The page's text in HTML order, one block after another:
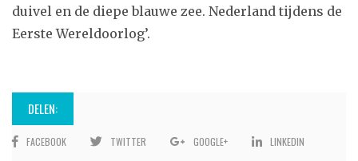
duivel en de diepe blauwe zee. Nederland tijdens de
Eerste Wereldoorlog’.
DELEN:
FACEBOOK TWITTER GOOGLE+ LINKEDIN